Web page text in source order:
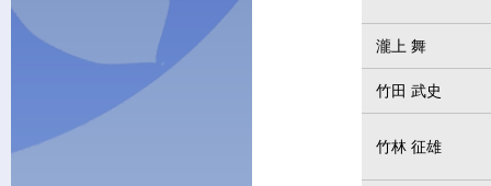
瀧上 舞
竹田 武史
竹林 征雄